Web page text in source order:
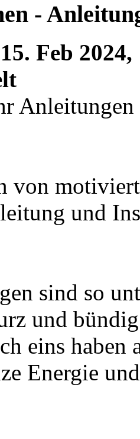
-
Feb 2024,
Anleitungen
von
und
sind so
und
eins haben
Energie